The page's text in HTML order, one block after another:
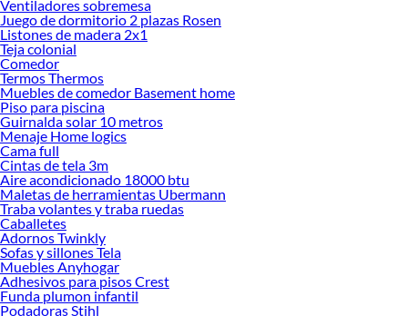
Ventiladores sobremesa
Juego de dormitorio 2 plazas Rosen
Listones de madera 2x1
Teja colonial
Comedor
Termos Thermos
Muebles de comedor Basement home
Piso para piscina
Guirnalda solar 10 metros
Menaje Home logics
Cama full
Cintas de tela 3m
Aire acondicionado 18000 btu
Maletas de herramientas Ubermann
Traba volantes y traba ruedas
Caballetes
Adornos Twinkly
Sofas y sillones Tela
Muebles Anyhogar
Adhesivos para pisos Crest
Funda plumon infantil
Podadoras Stihl